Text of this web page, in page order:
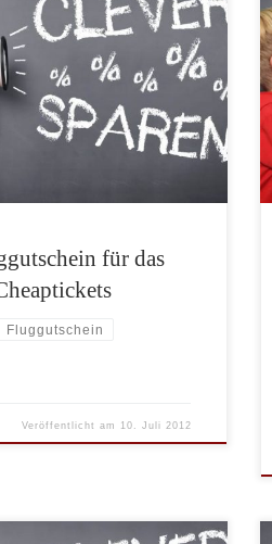
alle Airlines sind auf dem
zu finden. Cheaptickets ist ein
von Flugtarifen aller
Flüge in aller Welt. Neben den
werden auch Lowcostcarrier
günstigen Preise können
bei […]
für das
Fluggutschein
Veröffentlicht am 10. Juli 2012